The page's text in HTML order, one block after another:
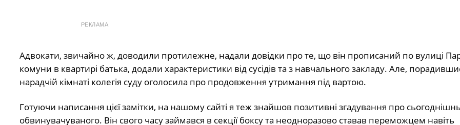
РЕКЛАМА
Адвокати, звичайно ж, доводили протилежне, надали довідки про те, що він прописаний по вулиці
комуни в квартирі батька, додали характеристики від сусідів та з навчального закладу. Але,
нарадчій кімнаті колегія суду оголосила про продовження утримання під вартою.
Готуючи написання цієї замітки, на нашому сайті я теж знайшов позитивні згадування про
обвинувачуваного. Він свого часу займався в секції боксу та неодноразово ставав переможцем навіть